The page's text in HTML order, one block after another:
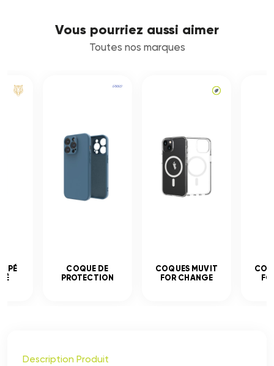
Vous pourriez aussi aimer
Toutes nos marques
COQUE DE
PROTECTION
COQUES MUVIT
FOR CHANGE
Description Produit